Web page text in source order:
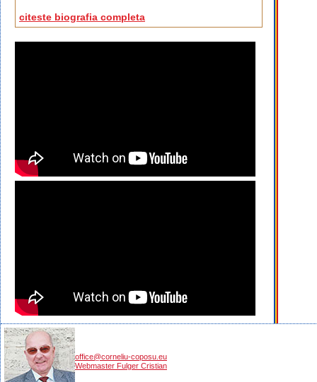
citeste biografia completa
office@corneliu-coposu.eu
Webmaster Fulger Cristian